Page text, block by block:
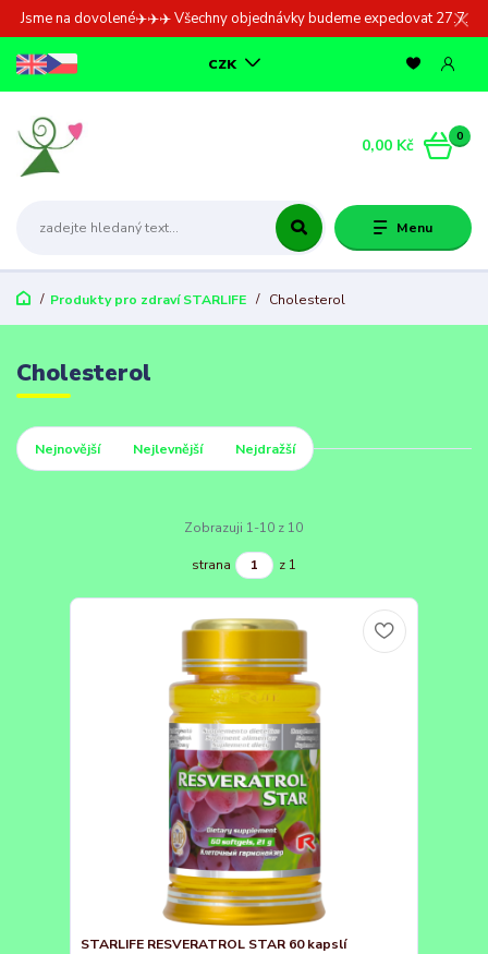
Jsme na dovolené✈️✈️✈️ Všechny objednávky budeme expedovat 27.7.
Menu
CZK
0
0,00 Kč
Produkty pro zdraví STARLIFE Cholesterol
Cholesterol
Nejnovější Nejlevnější Nejdražší
Zobrazuji 1-10 z 10
strana z 1
STARLIFE RESVERATROL STAR 60 kapslí